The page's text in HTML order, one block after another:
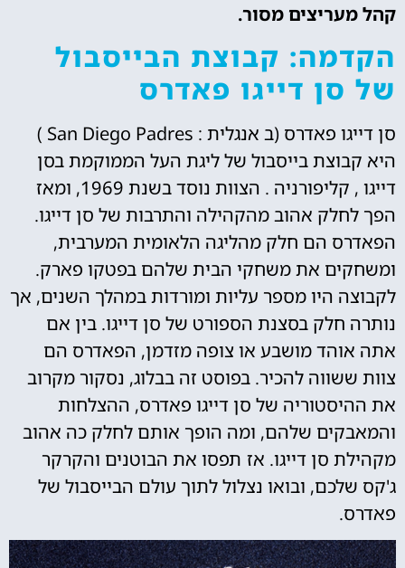
קהל מעריצים מסור.
הקדמה: קבוצת הבייסבול
של סן דייגו פאדרס
סן דייגו פאדרס (ב אנגלית : San Diego Padres )
היא קבוצת בייסבול של ליגת העל הממוקמת בסן
דייגו , קליפורניה . הצוות נוסד בשנת 1969, ומאז
הפך לחלק אהוב מהקהילה והתרבות של סן דייגו.
הפאדרס הם חלק מהליגה הלאומית המערבית,
ומשחקים את משחקי הבית שלהם בפטקו פארק.
לקבוצה היו מספר עליות ומורדות במהלך השנים, אך
נותרה חלק בסצנת הספורט של סן דייגו. בין אם
אתה אוהד מושבע או צופה מזדמן, הפאדרס הם
צוות ששווה להכיר. בפוסט זה בבלוג, נסקור מקרוב
את ההיסטוריה של סן דייגו פאדרס, ההצלחות
והמאבקים שלהם, ומה הופך אותם לחלק כה אהוב
מקהילת סן דייגו. אז תפסו את הבוטנים והקרקר
ג'קס שלכם, ובואו נצלול לתוך עולם הבייסבול של
פאדרס.